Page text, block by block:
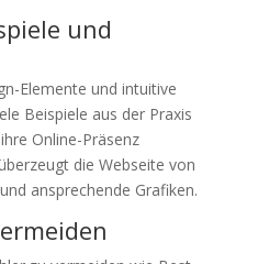
und
Elemente und intuitive
Beispiele aus der Praxis
Online-Präsenz
die Webseite von
ansprechende Grafiken.